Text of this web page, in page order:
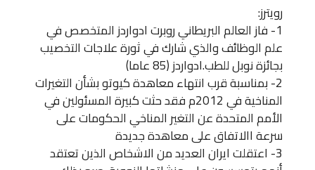
رويترز:
1- فاز العالم البريطاني روبرت ادواردز المتخصص في
علم الوظائف والذي شارك في ثورة علاجات التخصيب
بجائزة نوبل للطب.ادواردز (85 عاما)
2- بمناسبة قرب انتهاء معاهدة كيوتو بشأن التغيرات
المناخية في 2012م فقد حثت كبيرة المسئولين في
الأمم المتحدة عن التغير المناخي الحكومات على
سرعة االاتفاق على معاهدة جديدة
3- اعتقلت ايران العديد من الاشخاص الذين تعتقد